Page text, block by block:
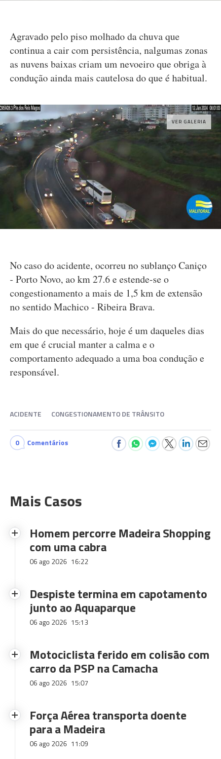
Agravado pelo piso molhado da chuva que
continua a cair com persistência, nalgumas zonas
as nuvens baixas criam um nevoeiro que obriga à
condução ainda mais cautelosa do que é habitual.
VER GALERIA
No caso do acidente, ocorreu no sublanço Caniço
- Porto Novo, ao km 27.6 e estende-se o
congestionamento a mais de 1,5 km de extensão
no sentido Machico - Ribeira Brava.
Mais do que necessário, hoje é um daqueles dias
em que é crucial manter a calma e o
comportamento adequado a uma boa condução e
responsável.
ACIDENTE CONGESTIONAMENTO DE TRÂNSITO
0 Comentários
Mais Casos
Homem percorre Madeira Shopping
com uma cabra
06 ago 2026 16:22
Despiste termina em capotamento
junto ao Aquaparque
06 ago 2026 15:13
Motociclista ferido em colisão com
carro da PSP na Camacha
06 ago 2026 15:07
Força Aérea transporta doente
para a Madeira
06 ago 2026 11:09